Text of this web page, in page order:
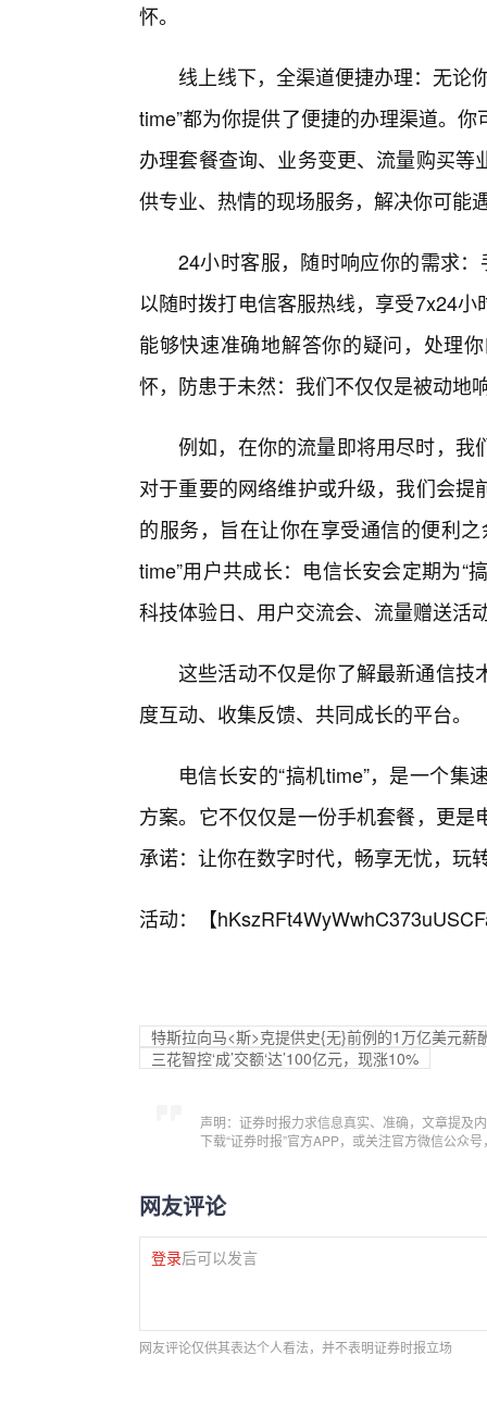
怀。
线上线下，全渠道便捷办理：无论
time”都为你提供了便捷的办理渠道。
办理套餐查询、业务变更、流量购买
供专业、热情的现场服务，解决你可能
24小时客服，随时响应你的需求
以随时拨打电信客服热线，享受7x24
能够快速准确地解答你的疑问，处理
怀，防患于未然：我们不仅仅是被动地
例如，在你的流量即将用尽时，我
对于重要的网络维护或升级，我们会
的服务，旨在让你在享受通信的便利
time”用户共成长：电信长安会定期为“
科技体验日、用户交流会、流量赠送活
这些活动不仅是你了解最新通信技
度互动、收集反馈、共同成长的平台。
电信长安的“搞机time”，是一个
方案。它不仅仅是一份手机套餐，更
承诺：让你在数字时代，畅享无忧，玩
活动：【
特斯拉向马<斯>克提供史{无}前例的1万亿美元薪
三花智控‘成’交额‘达’100亿元，现涨10%
声明：证券时报力求信息真实、准确，文章提及
下载“证券时报”官方APP，或关注官方微信公众
网友评论
登录后可以发言
网友评论仅供其表达个人看法，并不表明证券时报立场